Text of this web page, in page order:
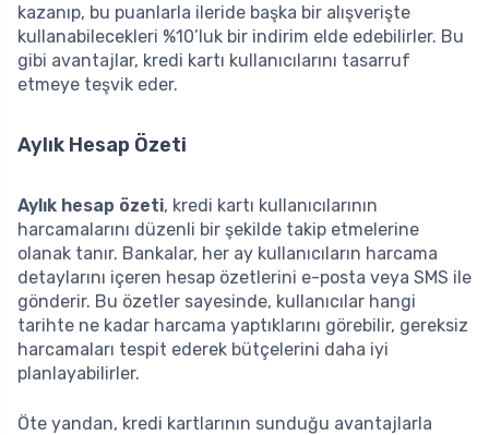
kazanıp, bu puanlarla ileride başka bir alışverişte
kullanabilecekleri %10’luk bir indirim elde edebilirler. Bu
gibi avantajlar, kredi kartı kullanıcılarını tasarruf
etmeye teşvik eder.
Aylık Hesap Özeti
Aylık hesap özeti, kredi kartı kullanıcılarının
harcamalarını düzenli bir şekilde takip etmelerine
olanak tanır. Bankalar, her ay kullanıcıların harcama
detaylarını içeren hesap özetlerini e-posta veya SMS ile
gönderir. Bu özetler sayesinde, kullanıcılar hangi
tarihte ne kadar harcama yaptıklarını görebilir, gereksiz
harcamaları tespit ederek bütçelerini daha iyi
planlayabilirler.
Öte yandan, kredi kartlarının sunduğu avantajlarla